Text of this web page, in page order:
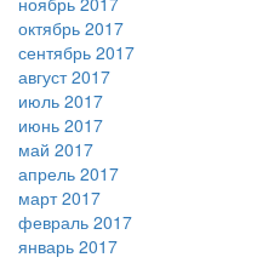
октябрь 2017
сентябрь 2017
август 2017
июль 2017
июнь 2017
май 2017
апрель 2017
март 2017
февраль 2017
январь 2017